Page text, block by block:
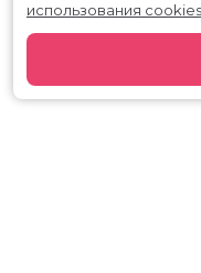
использования cookies